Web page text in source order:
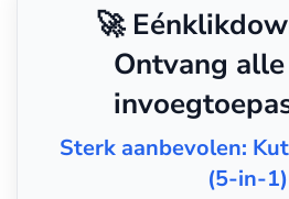
🚀
Ontvang
Sterk aanbevolen:
(5-in-1)